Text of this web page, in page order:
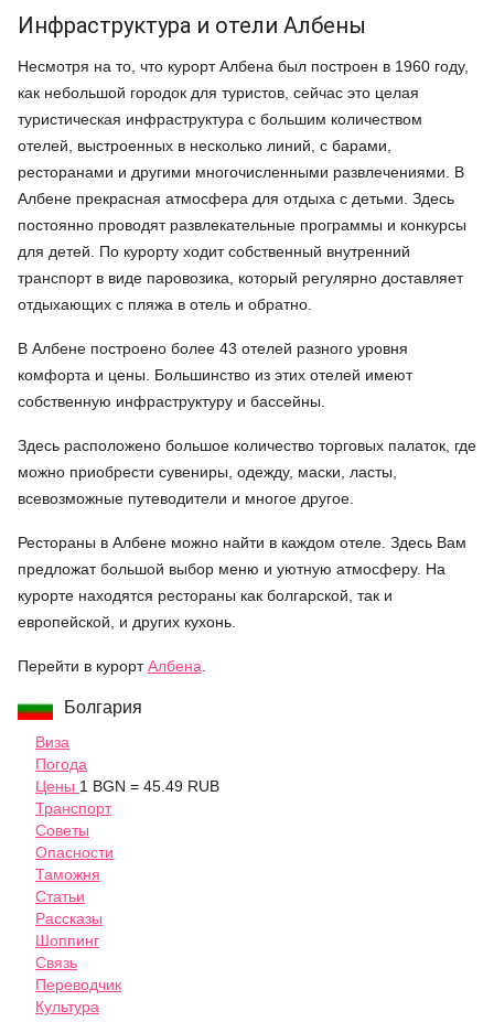
Инфраструктура и отели Албены
Несмотря на то, что курорт Албена был построен в 1960 году,
как небольшой городок для туристов, сейчас это целая
туристическая инфраструктура с большим количеством
отелей, выстроенных в несколько линий, с барами,
ресторанами и другими многочисленными развлечениями. В
Албене прекрасная атмосфера для отдыха с детьми. Здесь
постоянно проводят развлекательные программы и конкурсы
для детей. По курорту ходит собственный внутренний
транспорт в виде паровозика, который регулярно доставляет
отдыхающих с пляжа в отель и обратно.
В Албене построено более 43 отелей разного уровня
комфорта и цены. Большинство из этих отелей имеют
собственную инфраструктуру и бассейны.
Здесь расположено большое количество торговых палаток, где
можно приобрести сувениры, одежду, маски, ласты,
всевозможные путеводители и многое другое.
Рестораны в Албене можно найти в каждом отеле. Здесь Вам
предложат большой выбор меню и уютную атмосферу. На
курорте находятся рестораны как болгарской, так и
европейской, и других кухонь.
Перейти в курортАлбена.
Болгария
Виза
Погода
Цены 1 BGN = 45.49 RUB
Транспорт
Советы
Опасности
Таможня
Статьи
Рассказы
Шоппинг
Связь
Переводчик
Культура